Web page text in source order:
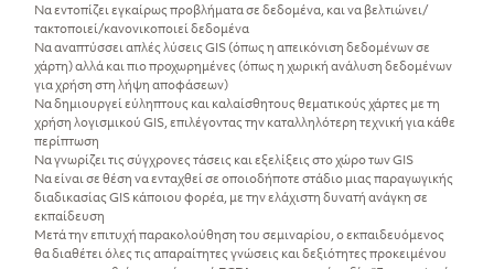
Να εντοπίζει εγκαίρως προβλήματα σε δεδομένα, και να βελτιώνει/
τακτοποιεί/κανονικοποιεί δεδομένα
Να αναπτύσσει απλές λύσεις GIS (όπως η απεικόνιση δεδομένων σε
χάρτη) αλλά και πιο προχωρημένες (όπως η χωρική ανάλυση δεδομένων
για χρήση στη λήψη αποφάσεων)
Να δημιουργεί εύληπτους και καλαίσθητους θεματικούς χάρτες με τη
χρήση λογισμικού GIS, επιλέγοντας την καταλληλότερη τεχνική για κάθε
περίπτωση
Να γνωρίζει τις σύγχρονες τάσεις και εξελίξεις στο χώρο των GIS
Να είναι σε θέση να ενταχθεί σε οποιοδήποτε στάδιο μιας παραγωγικής
διαδικασίας GIS κάποιου φορέα, με την ελάχιστη δυνατή ανάγκη σε
εκπαίδευση
Μετά την επιτυχή παρακολούθηση του σεμιναρίου, ο εκπαιδευόμενος
θα διαθέτει όλες τις απαραίτητες γνώσεις και δεξιότητες προκειμένου